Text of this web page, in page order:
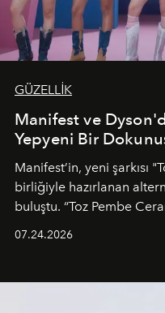
GÜZELLİK
Manifest ve
Yepyeni Bir
Manifest’in, yeni şarkısı
birliğiyle hazırlanan
buluştu. “Toz Pembe
unsurlarından biri olarak
07.24.2026